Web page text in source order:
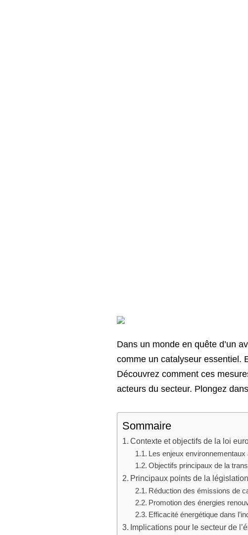
Dans un monde en quête d’un
comme un catalyseur essentiel.
Découvrez comment ces
acteurs du secteur. Plongez
Sommaire
Contexte et objectifs de la loi
Les enjeux environnementaux
Objectifs principaux de la
Principaux points de la législation
Réduction des émissions de
Promotion des énergies
Efficacité énergétique dans
Implications pour le secteur de